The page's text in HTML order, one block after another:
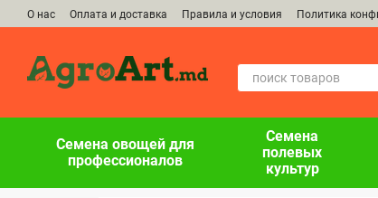
Перейти к основному контенту
О нас Оплата и доставка Правила и условия Политика
Семена овощей для
профессионалов
Семена
полевых
культур